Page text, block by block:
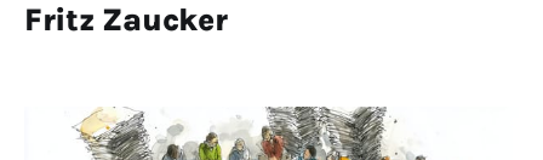
Fritz Zaucker